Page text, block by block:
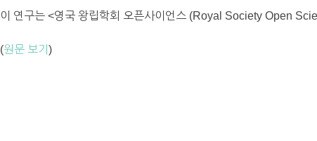
이 연구는 <영국 왕립학회 오픈사이언스 (Royal Society Open
(원문 보기 )